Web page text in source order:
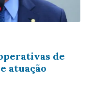
de
atuação